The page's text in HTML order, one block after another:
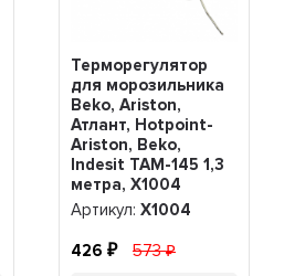
Терморегулятор
для морозильника
Beko, Ariston,
Атлант, Hotpoint-
Ariston, Beko,
Indesit ТАМ-145 1,3
метра, Х1004
Артикул: Х1004
426 573